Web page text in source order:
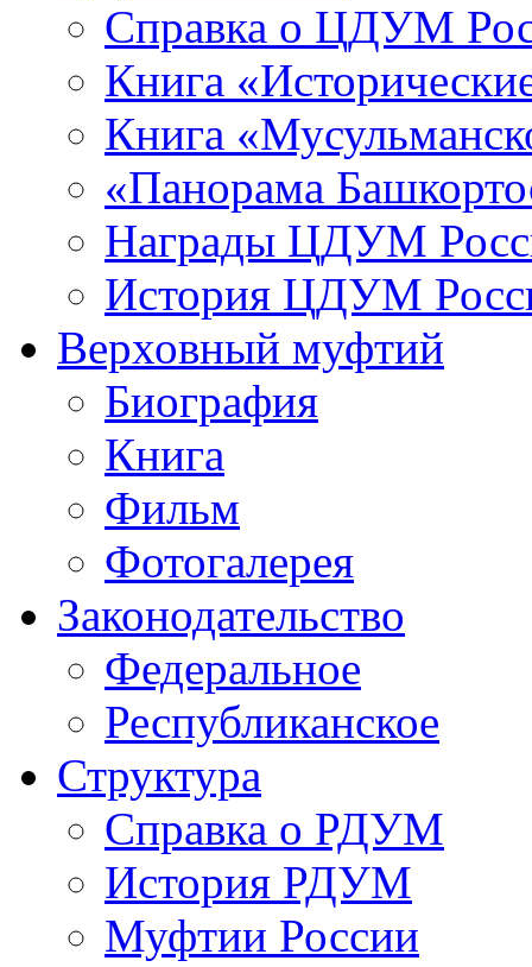
Справка о ЦДУМ
Книга
Книга
«Панорама
Награды ЦДУМ
История ЦДУМ
Верховный муфтий
Биография
Книга
Фильм
Фотогалерея
Законодательство
Федеральное
Республиканское
Структура
Справка о РДУМ
История РДУМ
Муфтии России